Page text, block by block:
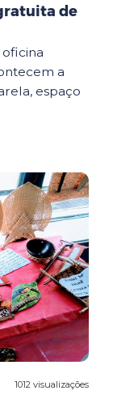
de
oficina
a
espaço
1012 visualizações